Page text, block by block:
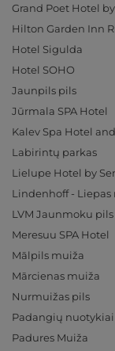
Grand Poet Hotel
Hilton Garden Inn
Hotel Sigulda
Hotel SOHO
Jaunpils pils
Jūrmala SPA Hotel
Kalev Spa Hotel
Labirintų parkas
Lielupe Hotel by
Lindenhoff - Liepas
LVM Jaunmoku pils
Meresuu SPA Hotel
Mālpils muiža
Mārcienas muiža
Nurmuižas pils
Padangių nuotykiai
Padures Muiža